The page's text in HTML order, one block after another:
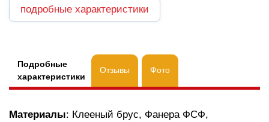
подробные характеристики
Подробные
характеристики
Отзывы Фото
Материалы: Клееный брус, Фанера ФСФ,